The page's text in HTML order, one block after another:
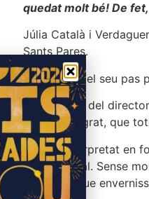
quedat molt bé! De
Júlia Català i
Sants Pares.
Ens explica el seu pas
En paraules del
genera desgrat, que
El text, interpretat en
i sentimental. Sense
músiques que